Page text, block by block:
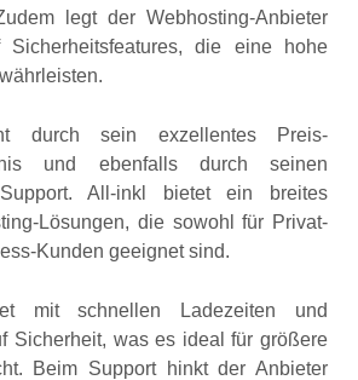
legt der Webhosting-Anbieter
die eine hohe
durch sein exzellentes Preis-
und ebenfalls durch seinen
Support. All-inkl bietet ein breites
Lösungen, die sowohl für Privat-
Kunden geeignet sind.
mit schnellen Ladezeiten und
Sicherheit, was es ideal für größere
Beim Support hinkt der Anbieter